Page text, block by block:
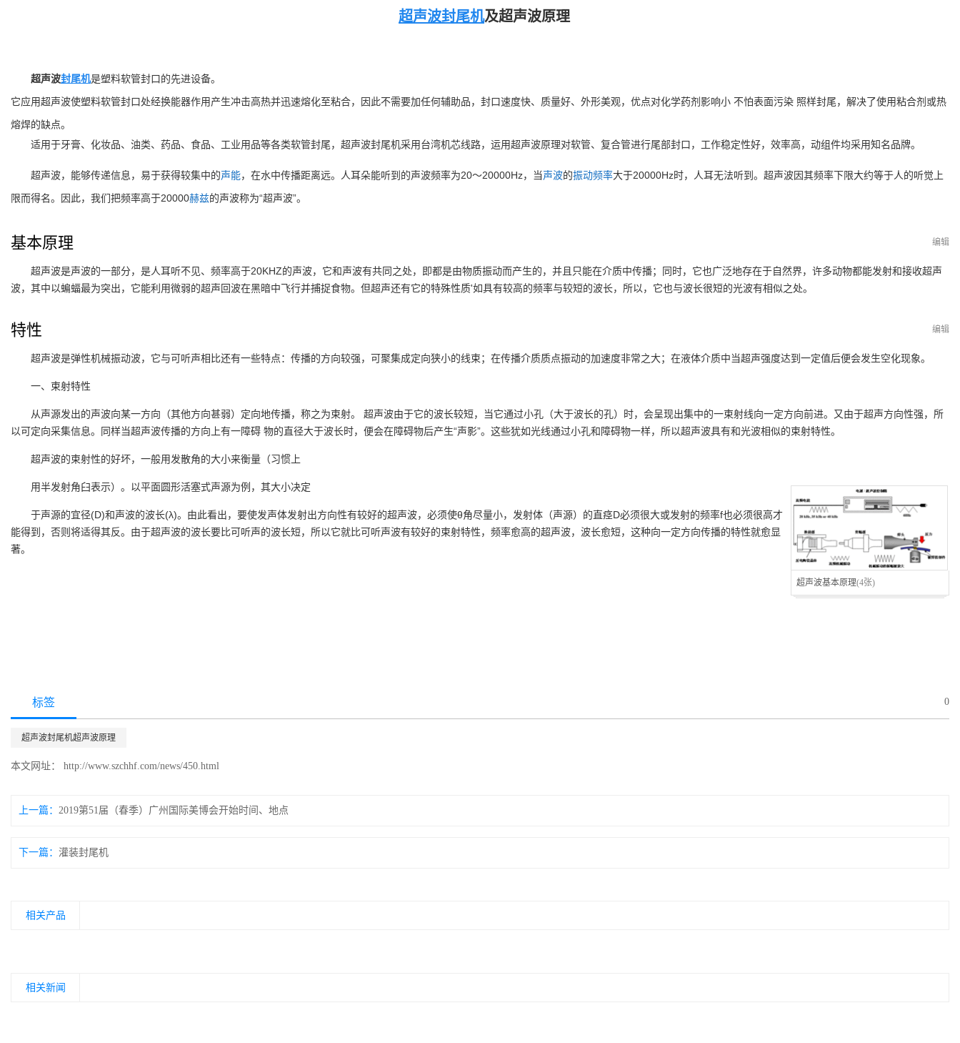
超声波封尾机及超声波原理
超声波封尾机是塑料软管封口的先进设备。
它应用超声波使塑料软管封口处经换能器作用产生冲击高热并迅速熔化至粘合，因此不需要加任何辅助品，封口速度快、质量好、外形美观，优点对化学药剂影响小 不怕表面污染 照样封尾，解决了使用粘合剂或热
熔焊的缺点。
适用于牙膏、化妆品、油类、药品、食品、工业用品等各类软管封尾，超声波封尾机采用台湾机芯线路，运用超声波原理对软管、复合管进行尾部封口，工作稳定性好，效率高，动组件均采用知名品牌。
超声波，能够传递信息，易于获得较集中的声能，在水中传播距离远。人耳朵能听到的声波频率为20～20000Hz，当声波的振动频率大于20000Hz时，人耳无法听到。超声波因其频率下限大约等于人的听觉上
限而得名。因此，我们把频率高于20000赫兹的声波称为“超声波”。
基本原理 编辑
超声波是声波的一部分，是人耳听不见、频率高于20KHZ的声波，它和声波有共同之处，即都是由物质振动而产生的，并且只能在介质中传播；同时，它也广泛地存在于自然界，许多动物都能发射和接收超声
波，其中以蝙蝠最为突出，它能利用微弱的超声回波在黑暗中飞行并捕捉食物。但超声还有它的特殊性质'如具有较高的频率与较短的波长，所以，它也与波长很短的光波有相似之处。
特性 编辑
超声波是弹性机械振动波，它与可听声相比还有一些特点：传播的方向较强，可聚集成定向狭小的线束；在传播介质质点振动的加速度非常之大；在液体介质中当超声强度达到一定值后便会发生空化现象。
一、束射特性
从声源发出的声波向某一方向（其他方向甚弱）定向地传播，称之为束射。 超声波由于它的波长较短，当它通过小孔（大于波长的孔）时，会呈现出集中的一束射线向一定方向前进。又由于超声方向性强，所
以可定向采集信息。同样当超声波传播的方向上有一障碍 物的直径大于波长时，便会在障碍物后产生“声影”。这些犹如光线通过小孔和障碍物一样，所以超声波具有和光波相似的束射特性。
超声波的束射性的好坏，一般用发散角的大小来衡量（习惯上
用半发射角臼表示）。以平面圆形活塞式声源为例，其大小决定
超声波基本原理(4张)
于声源的宜径(D)和声波的波长(λ)。由此看出，要使发声体发射出方向性有较好的超声波，必须使θ角尽量小，发射体（声源）的直痉D必须很大或发射的频率f也必须很高才
能得到，否则将适得其反。由于超声波的波长要比可听声的波长短，所以它就比可听声波有较好的束射特性，频率愈高的超声波，波长愈短，这种向一定方向传播的特性就愈显
著。
标签 0
超声波封尾机超声波原理
本文网址： http://www.szchhf.com/news/450.html
上一篇： 2019第51届（春季）广州国际美博会开始时间、地点
下一篇： 灌装封尾机
相关产品
相关新闻